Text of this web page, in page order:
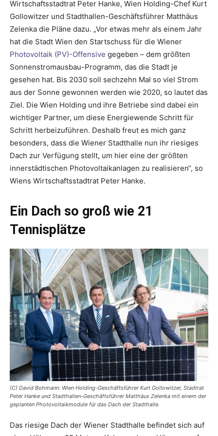
Wirtschaftsstadtrat Peter Hanke, Wien Holding-Chef Kurt
Gollowitzer und Stadthallen-Geschäftsführer Matthäus
Zelenka die Pläne dazu. „Vor etwas mehr als einem Jahr
hat die Stadt Wien den Startschuss für die Wiener
Photovoltaik (PV)-Offensive gegeben – dem größten
Sonnenstromausbau-Programm, das die Stadt je
gesehen hat. Bis 2030 soll sechzehn Mal so viel Strom
aus der Sonne gewonnen werden wie 2020, so lautet das
Ziel. Die Wien Holding und ihre Betriebe sind dabei ein
wichtiger Partner, um diese Energiewende Schritt für
Schritt herbeizuführen. Deshalb freut es mich ganz
besonders, dass die Wiener Stadthalle nun ihr riesiges
Dach zur Verfügung stellt, um hier eine der größten
innerstädtischen Photovoltaikanlagen zu realisieren“, so
Wiens Wirtschafts­stadtrat Peter Hanke.
Ein Dach so groß wie 21
Tennisplätze
(C) David Bohmann: Wien Holding-Geschäftsführer Kurt Gollowitzer, Stadtrat
Peter Hanke und Stadthallen-Geschäftsführer Matthäus Zelenka mit einem der
geplanten Photovoltaikmodule für das Dach der Stadthalle.
Das riesige Dach der Wiener Stadthalle befindet sich auf